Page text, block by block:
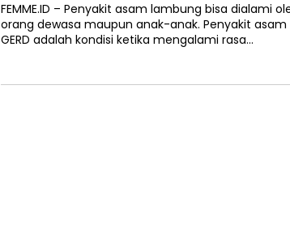
FEMME.ID – Penyakit asam lambung bisa dialami
orang dewasa maupun anak-anak. Penyakit
GERD adalah kondisi ketika mengalami rasa…